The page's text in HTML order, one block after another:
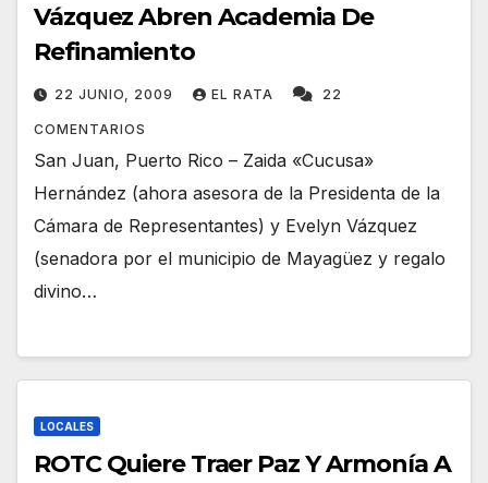
Vázquez Abren Academia De
Refinamiento
22 JUNIO, 2009 EL RATA 22
COMENTARIOS
San Juan, Puerto Rico – Zaida «Cucusa»
Hernández (ahora asesora de la Presidenta de la
Cámara de Representantes) y Evelyn Vázquez
(senadora por el municipio de Mayagüez y regalo
divino…
LOCALES
ROTC Quiere Traer Paz Y Armonía A